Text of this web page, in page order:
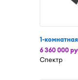
1-
6 360 000
Спектр